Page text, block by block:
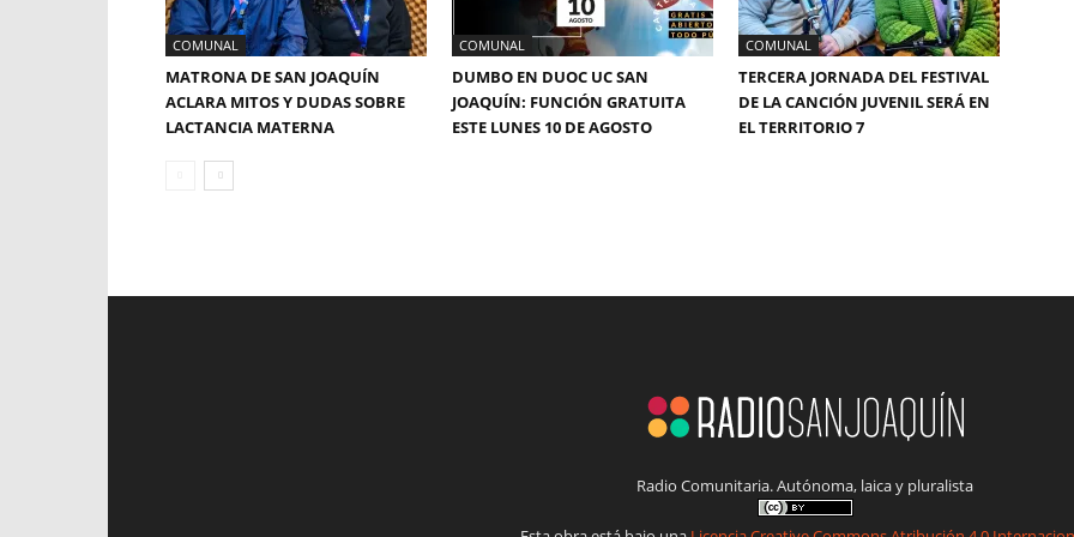
COMUNAL
MATRONA DE SAN JOAQUÍN
ACLARA MITOS Y DUDAS SOBRE
LACTANCIA MATERNA
COMUNAL
DUMBO EN DUOC UC SAN
JOAQUÍN: FUNCIÓN GRATUITA
ESTE LUNES 10 DE AGOSTO
COMUNAL
TERCERA JORNADA DEL FESTIVAL
DE LA CANCIÓN JUVENIL SERÁ EN
EL TERRITORIO 7
Radio Comunitaria. Autónoma, laica y pluralista